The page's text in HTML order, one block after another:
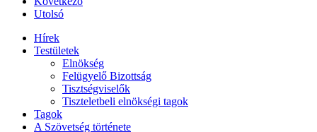
Utolsó
Hírek
Testületek
Elnökség
Felügyelő Bizottság
Tisztségviselők
Tiszteletbeli elnökségi tagok
Tagok
A Szövetség története